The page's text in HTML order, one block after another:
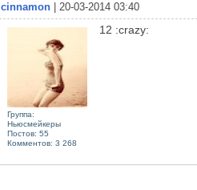
cinnamon | 20-03-2014 03:40
Группа:
Ньюсмейкеры
Постов: 55
Комментов: 3 268
12 :crazy: